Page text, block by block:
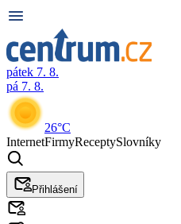
pátek 7. 8.
pá 7. 8.
26°C
InternetFirmyReceptySlovníky
Přihlášení